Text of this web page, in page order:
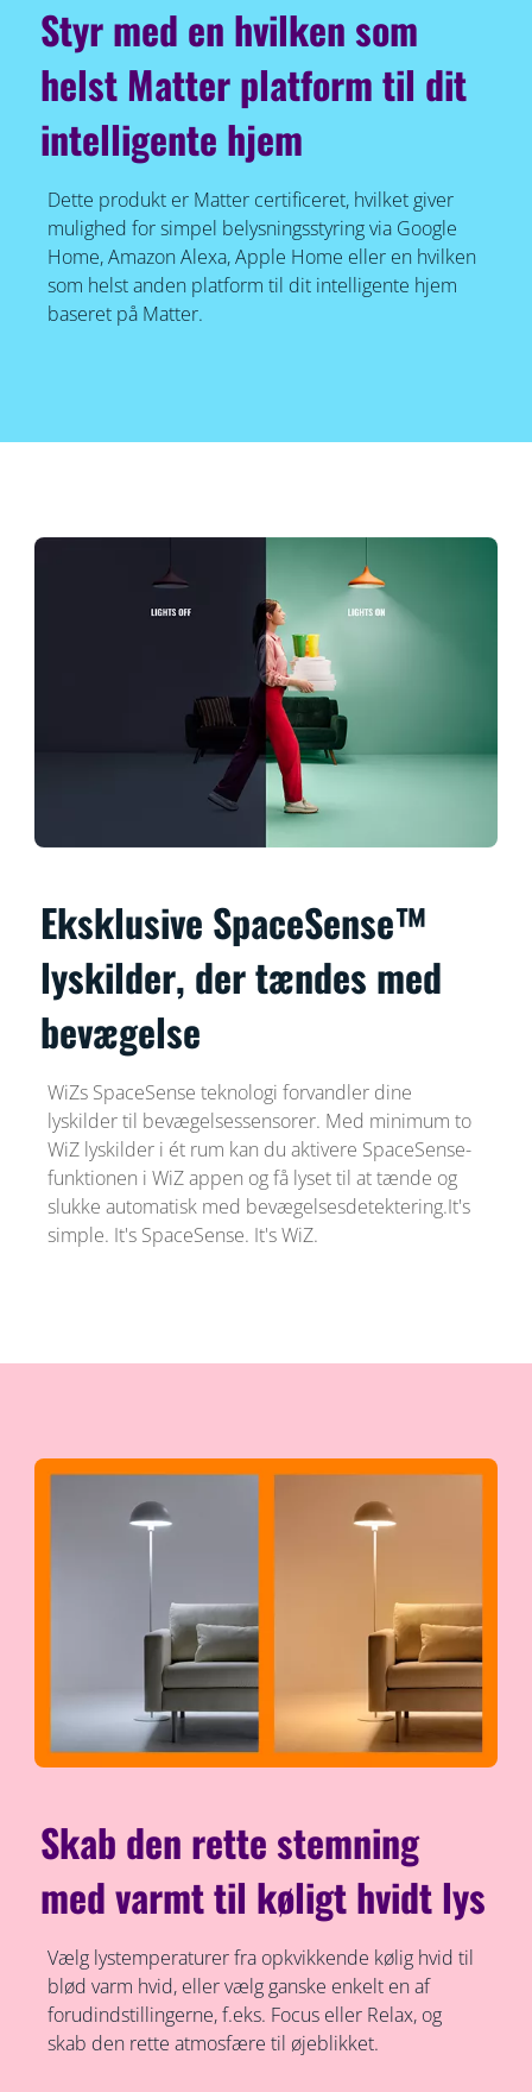
Styr med en hvilken som
helst Matter platform til dit
intelligente hjem
Dette produkt er Matter certificeret, hvilket giver
mulighed for simpel belysningsstyring via Google
Home, Amazon Alexa, Apple Home eller en hvilken
som helst anden platform til dit intelligente hjem
baseret på Matter.
Eksklusive SpaceSense™
lyskilder, der tændes med
bevægelse
WiZs SpaceSense teknologi forvandler dine
lyskilder til bevægelsessensorer. Med minimum to
WiZ lyskilder i ét rum kan du aktivere SpaceSense-
funktionen i WiZ appen og få lyset til at tænde og
slukke automatisk med bevægelsesdetektering.It's
simple. It's SpaceSense. It's WiZ.
Skab den rette stemning
med varmt til køligt hvidt lys
Vælg lystemperaturer fra opkvikkende kølig hvid til
blød varm hvid, eller vælg ganske enkelt en af
forudindstillingerne, f.eks. Focus eller Relax, og
skab den rette atmosfære til øjeblikket.